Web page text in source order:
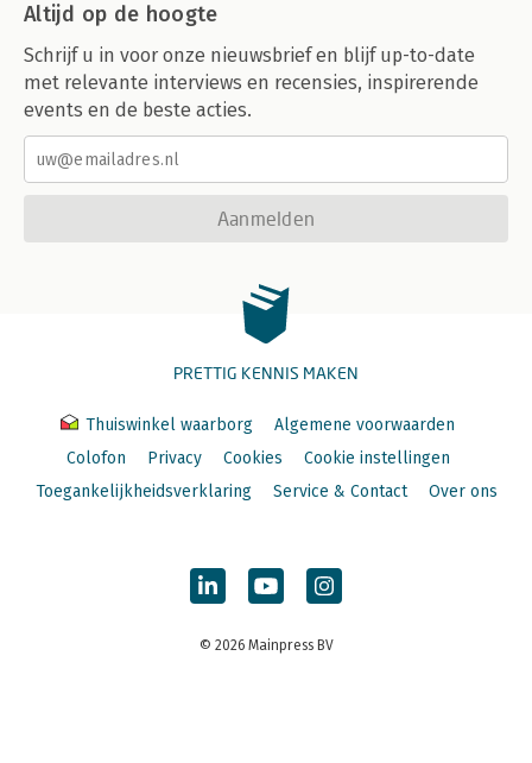
Altijd op de hoogte
Schrijf u in voor onze nieuwsbrief en blijf up-to-date
met relevante interviews en recensies, inspirerende
events en de beste acties.
Aanmelden
PRETTIG KENNIS MAKEN
Thuiswinkel waarborg
Algemene voorwaarden
Colofon
Privacy Cookies
Cookie instellingen
Toegankelijkheidsverklaring
Service & Contact Over ons
© 2026 Mainpress BV